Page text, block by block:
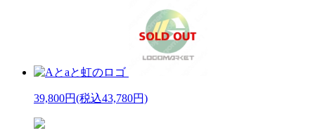
39,800円(税込43,780円)